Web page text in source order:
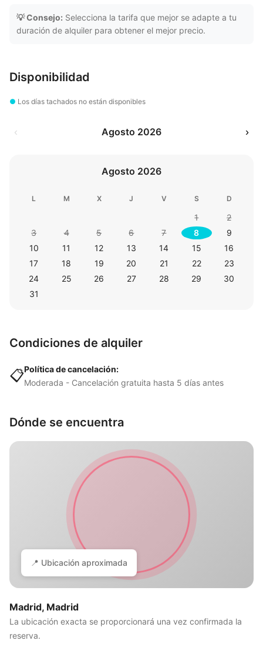
💡 Consejo: Selecciona la tarifa que mejor se adapte a tu
duración de alquiler para obtener el mejor precio.
Disponibilidad
● Los días tachados no están disponibles
‹ Agosto 2026 ›
Agosto 2026
L M X J V S D
1
2
3
4 5 6 7 8
9
10
11 12 13 14 15
16
17
18 19 20 21 22
23
24
25 26 27 28 29
30
31
Condiciones de alquiler
📋Política de cancelación:
Moderada - Cancelación gratuita hasta 5 días antes
Dónde se encuentra
📍 Ubicación aproximada
Madrid, Madrid
La ubicación exacta se proporcionará una vez confirmada la
reserva.